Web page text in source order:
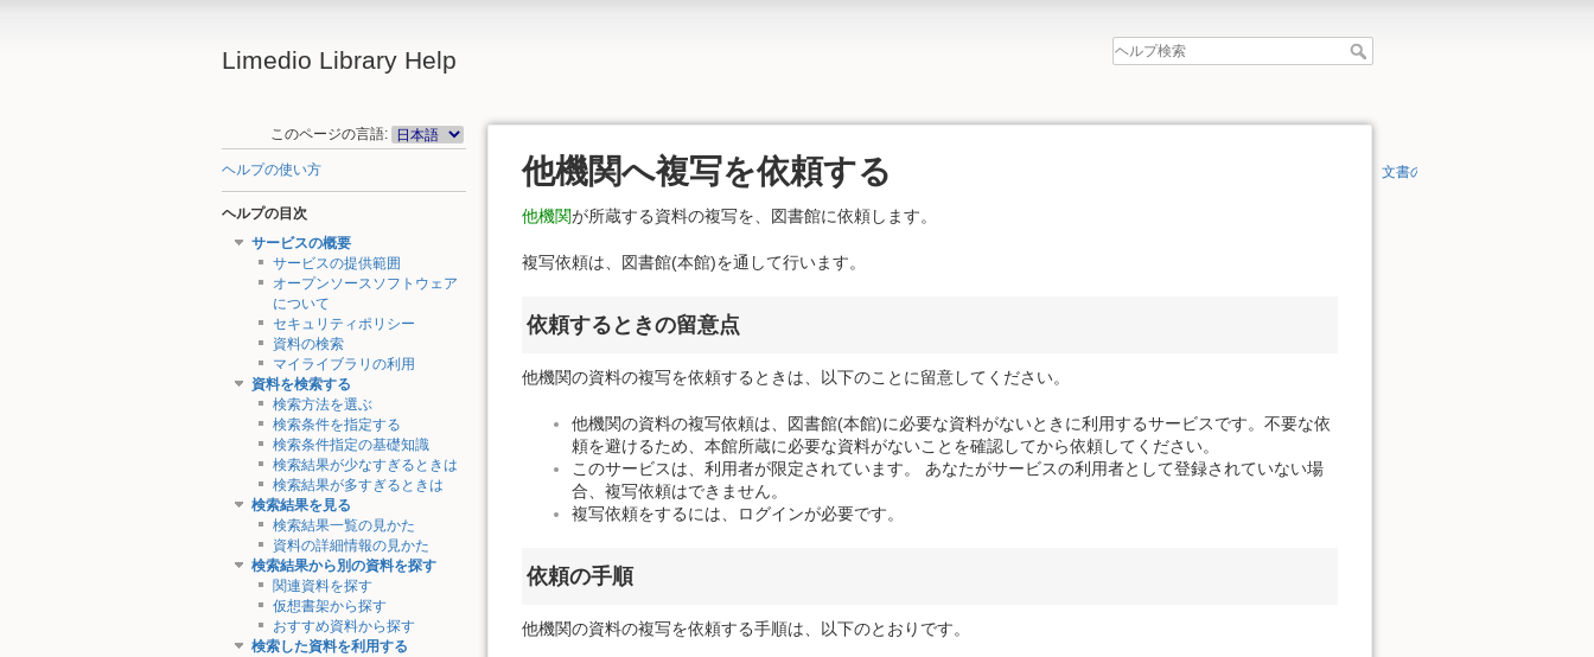
Limedio Library Help
このページの言語:
ヘルプの使い方
ヘルプの目次
サービスの概要
サービスの提供範囲
オープンソースソフトウェア
について
セキュリティポリシー
資料の検索
マイライブラリの利用
資料を検索する
検索方法を選ぶ
検索条件を指定する
検索条件指定の基礎知識
検索結果が少なすぎるときは
検索結果が多すぎるときは
検索結果を見る
検索結果一覧の見かた
資料の詳細情報の見かた
検索結果から別の資料を探す
関連資料を探す
仮想書架から探す
おすすめ資料から探す
検索した資料を利用する
他機関へ複写を依頼する
他機関が所蔵する資料の複写を、図書館に依頼します。
複写依頼は、図書館(本館)を通して行います。
依頼するときの留意点
他機関の資料の複写を依頼するときは、以下のことに留意してください。
他機関の資料の複写依頼は、図書館(本館)に必要な資料がないときに利用するサービスです。不要な依
頼を避けるため、本館所蔵に必要な資料がないことを確認してから依頼してください。
このサービスは、利用者が限定されています。 あなたがサービスの利用者として登録されていない場
合、複写依頼はできません。
複写依頼をするには、ログインが必要です。
依頼の手順
他機関の資料の複写を依頼する手順は、以下のとおりです。
文書の先頭へ